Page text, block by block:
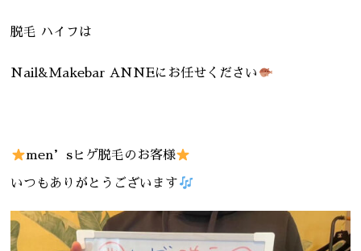
脱毛 ハイフは
Nail&Makebar ANNEにお任せください
men’sヒゲ脱毛のお客様
いつもありがとうございます